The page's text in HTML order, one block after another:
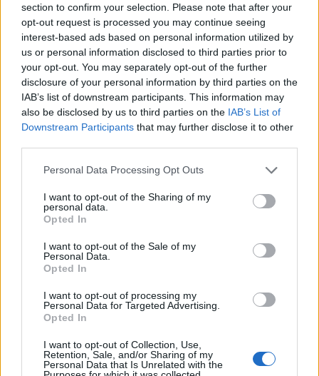
section to confirm your selection. Please note that after your
opt-out request is processed you may continue seeing
interest-based ads based on personal information utilized by
us or personal information disclosed to third parties prior to
your opt-out. You may separately opt-out of the further
disclosure of your personal information by third parties on the
IAB’s list of downstream participants. This information may
also be disclosed by us to third parties on the IAB’s List of
Downstream Participants that may further disclose it to other
Please note that this website/app uses one or more Google
not limited to your visit or usage behaviour. You may click to
grant or deny consent to Google and its third-party tags to
use your data for below specified purposes in below Google
consent section.
Personal Data Processing Opt Outs
I want to opt-out of the Sharing of my
personal data.
Opted In
I want to opt-out of the Sale of my
Personal Data.
Opted In
I want to opt-out of processing my
Personal Data for Targeted Advertising.
Opted In
I want to opt-out of Collection, Use,
Retention, Sale, and/or Sharing of my
Personal Data that Is Unrelated with the
Nuovo sportello rifiuti a Palau, una svolta per gli
utenti
NECROLOGIE
Mario Malu
Paolo Pinna